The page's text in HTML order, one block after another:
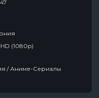
(1080p)
/ Аниме-Сериалы